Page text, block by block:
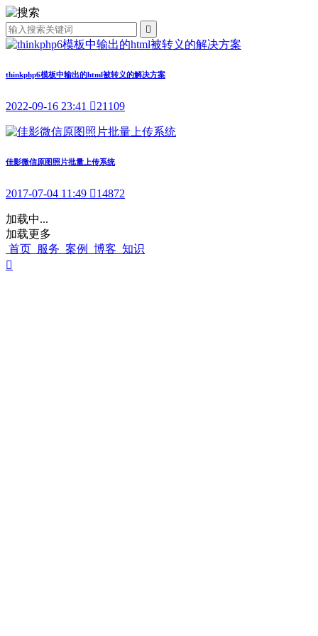

thinkphp6模板中输出的html被转义的解决方案
2022-09-16 23:41 21109
佳影微信原图照片批量上传系统
2017-07-04 11:49 14872
加载中...
加载更多
首页 服务 案例 博客 知识
